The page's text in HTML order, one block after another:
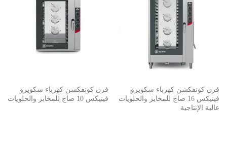
فرن كونفكشن كهرباء سكويرو
فينيكس 16 صاج للمخابز والحلويات
عالية الإنتاجية
فرن كونفكشن كهرباء سكويرو
فينيكس 10 صاج للمخابز والحلويات